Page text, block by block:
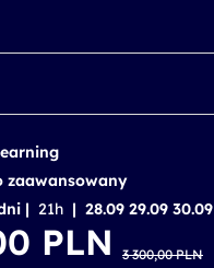
zaawansowany
| 21h | 28.09 29.09 30.09
3 300,00PLN
PLN